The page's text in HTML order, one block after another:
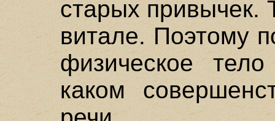
старых привычек.
витале. Поэтому
физическое
каком